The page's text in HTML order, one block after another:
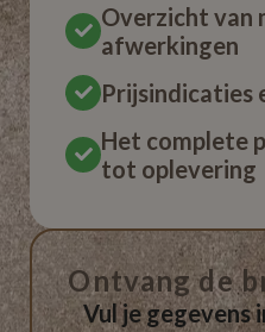
Overzicht van
afwerkingen
Prijsindicaties
Het complete
tot oplevering
Ontvang de
Vul je gegevens